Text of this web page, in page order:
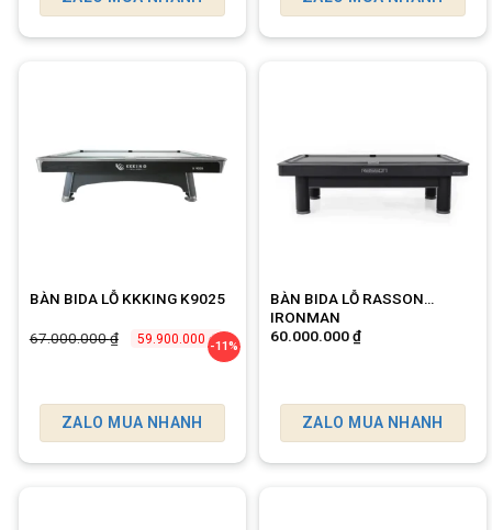
-11%
BÀN BIDA LỖ KKKING K9025
67.000.000₫
Giá
59.900.000₫ Giá
hiện
tại
ZALO MUA NHANH
BÀN BIDA LỖ RASSON
IRONMAN
60.000.000₫
ZALO MUA NHANH